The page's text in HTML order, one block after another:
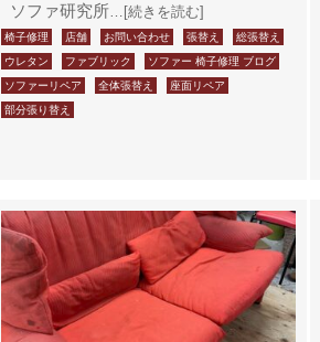
ソファ研究所…[続きを読む]
椅子修理 店舗 お問い合わせ 張替え
総張替え
ウレタン
ファブリック
ソファー 椅子修理 ブログ
ソファーリペア
全体張替え
座面リペア
部分張り替え